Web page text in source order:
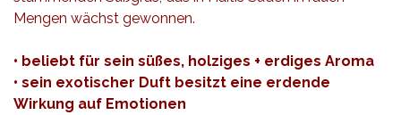
Mengen wächst gewonnen.
• beliebt für sein süßes, holziges + erdiges Aroma
• sein exotischer Duft besitzt eine erdende
Wirkung auf Emotionen